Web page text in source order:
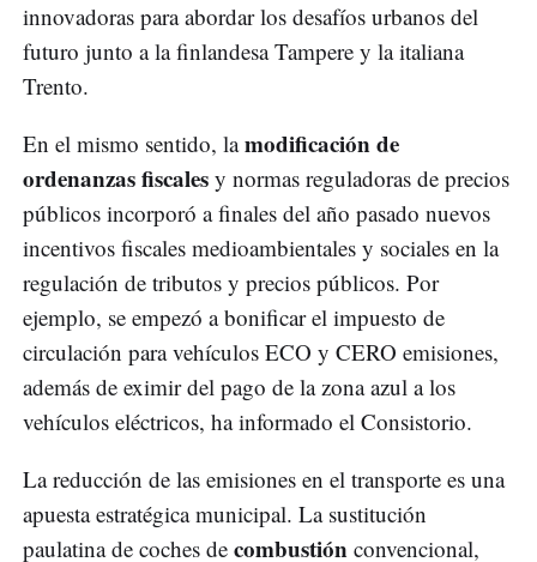
innovadoras para abordar los desafíos urbanos del
futuro junto a la finlandesa Tampere y la italiana
Trento.
En el mismo sentido, lamodificación de
ordenanzas fiscales y normas reguladoras de precios
públicos incorporó a finales del año pasado nuevos
incentivos fiscales medioambientales y sociales en la
regulación de tributos y precios públicos. Por
ejemplo, se empezó a bonificar el impuesto de
circulación para vehículos ECO y CERO emisiones,
además de eximir del pago de la zona azul a los
vehículos eléctricos, ha informado el Consistorio.
La reducción de las emisiones en el transporte es una
apuesta estratégica municipal. La sustitución
paulatina de coches de combustión convencional,